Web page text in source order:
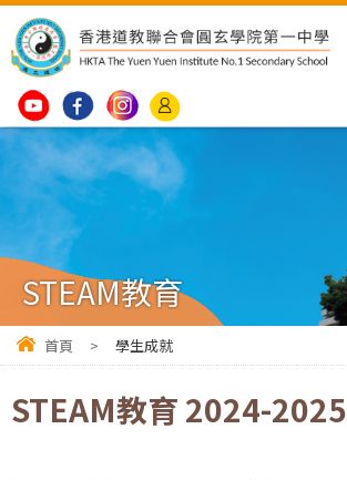
STEAM教育
首頁 > 學生成就
STEAM教育 2024-2025